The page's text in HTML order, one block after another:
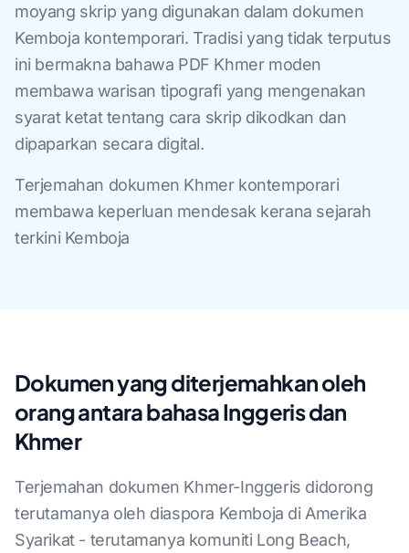
moyang skrip yang digunakan dalam dokumen
Kemboja kontemporari. Tradisi yang tidak terputus
ini bermakna bahawa PDF Khmer moden
membawa warisan tipografi yang mengenakan
syarat ketat tentang cara skrip dikodkan dan
dipaparkan secara digital.
Terjemahan dokumen Khmer kontemporari
membawa keperluan mendesak kerana sejarah
terkini Kemboja
Dokumen yang diterjemahkan oleh
orang antara bahasa Inggeris dan
Khmer
Terjemahan dokumen Khmer-Inggeris didorong
terutamanya oleh diaspora Kemboja di Amerika
Syarikat - terutamanya komuniti Long Beach,